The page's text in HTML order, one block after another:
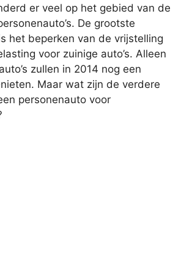
er veel op het gebied van de
De grootste
het beperken van de vrijstelling
voor zuinige auto’s. Alleen
zullen in 2014 nog een
Maar wat zijn de verdere
personenauto voor